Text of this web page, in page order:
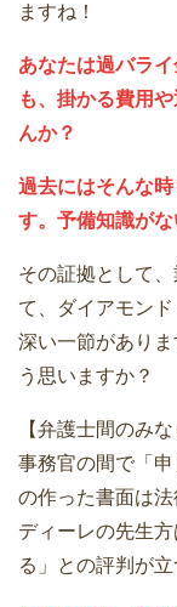
ますね！
あなたは過バラ
も、掛かる費用
んか？
過去にはそんな
す。予備知識がな
その証拠として
て、ダイアモン
深い一節があり
う思いますか？
【弁護士間のみ
事務官の間で「申
の作った書面は
ディーレの先生
る」との評判が